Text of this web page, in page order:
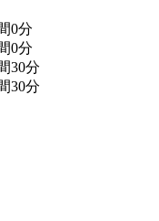
0分
0分
30分
30分